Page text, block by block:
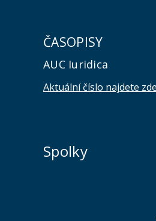
ČASOPISY
AUC Iuridica
Aktuální číslo najdete zde
Spolky